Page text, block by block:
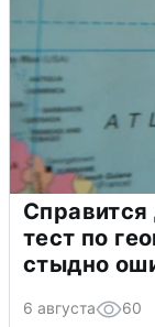
тест по
стыдно
6 августа 60